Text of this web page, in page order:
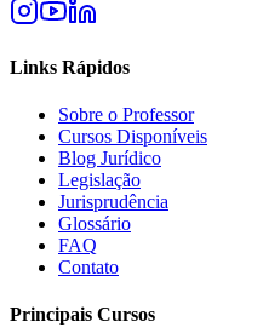
Links Rápidos
Sobre o Professor
Cursos Disponíveis
Blog Jurídico
Legislação
Jurisprudência
Glossário
FAQ
Contato
Principais Cursos